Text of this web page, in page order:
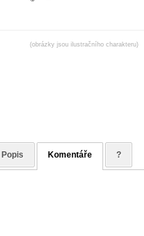
(obrázky jsou ilustračního charakteru)
Popis Komentáře ?